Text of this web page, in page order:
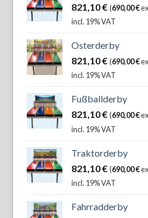
821,10€ (690,00€
incl. 19% VAT
Osterderby
821,10€ (690,00€
incl. 19% VAT
Fußballderby
821,10€ (690,00€
incl. 19% VAT
Traktorderby
821,10€ (690,00€
incl. 19% VAT
Fahrradderby